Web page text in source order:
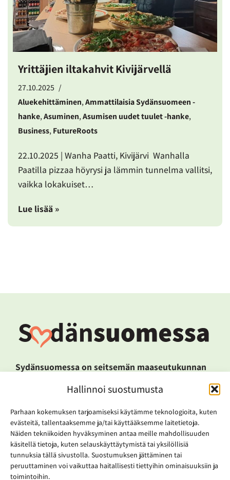
Hallinnoi suostumusta
Parhaan kokemuksen tarjoamiseksi käytämme teknologioita, kuten
evästeitä, tallentaaksemme ja/tai käyttääksemme laitetietoja.
Näiden tekniikoiden hyväksyminen antaa meille mahdollisuuden
käsitellä tietoja, kuten selauskäyttäytymistä tai yksilöllisiä
tunnuksia tällä sivustolla. Suostumuksen jättäminen tai
peruuttaminen voi vaikuttaa haitallisesti tiettyihin ominaisuuksiin ja
toimintoihin.
Yrittäjien iltakahvit Kivijärvellä
27.10.2025
Aluekehittäminen,Ammattilaisia Sydänsuomeen -
hanke,Asuminen,Asumisen uudet tuulet -hanke,
Business,FutureRoots
22.10.2025 | Wanha Paatti, Kivijärvi Wanhalla
Paatilla pizzaa höyrysi ja lämmin tunnelma vallitsi,
vaikka lokakuiset…
Lue lisää »
Sydänsuomessa on seitsemän maaseutukunnan
Kyyjärvi, Pihtipudas ja Viitasaari) muodostama
kuntalaisen alue nojaa elinkeinoissaan luontoon
niin puuteollisuudessa, matkailussa kuin
uusiutuvassa energiatuotannossakin.
Sydänsuomessa-kunnat tekevät tavoitteellista
alueyhteistyötä, jossa kehittämishankkeita